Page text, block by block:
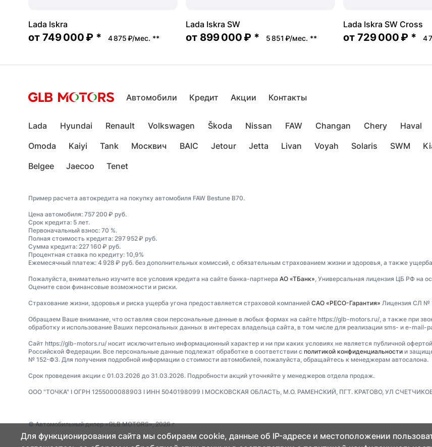
Lada Iskra
от 749 000 ₽ * 4 875 ₽/мес. **
Lada Iskra SW
от 899 000 ₽ * 5 851 ₽/мес. **
Lada Iskra SW Cross
от 729 000 ₽ * 4
Автомобили Кредит Акции Контакты
Lada Hyundai Renault Volkswagen Škoda Nissan FAW Changan Chery Haval
Omoda
Kaiyi Tank Москвич BAIC Jetour Jetta Livan Voyah Solaris SWM
Belgee
Jaecoo Tenet
Пример расчета автокредита на покупку автомобиля FAW Bestune B70.
Цена автомобиля: 757 200 ₽ руб.
Срок кредита: 5 лет.
Первоначальный взнос: 70 %.
Полная стоимость кредита: 297 952 ₽ руб.
Сумма кредита: 227 160 ₽ руб.
Процентная ставка по кредиту: 10,9%
Ежемесячный платеж: 4 928 ₽ руб. без дополнительных комиссий, с обязательным страхованием жизни и здоровья, а также
Пожалуйста, внимательно изучите все условия кредита на сайте банка-партнера АО «ТБанк» , Универсальная лицензия ЦБ РФ на
Оцените свои финансовые возможности и риски.
Страхование жизни, здоровья и риска ущерба угона предоставляется страховой компанией САО «РЕСО-Гарантия» Лицензия СЛ №
Обращаем Ваше внимание, что оставляя свои персональные данные в любых формах на сайте https://glb-motors.ru/, а также при
обработку и использование Ваших персональных данных в интересах владельца сайта, в том числе для реализации sms- и e-
Сайт https://glb-motors.ru/ носит исключительно информационный характер и ни при каких условиях не является публичной
Российской Федерации. Все персональные данные подлежат обработке в соответствии с политикой конфиденциальности и
№ 152-ФЗ. Для получения подробной информации о стоимости автомобилей, пожалуйста, обращайтесь к менеджерам автосалона.
Срок проведения акции с 01.03.2026 до 31.03.2026. Подробности акций уточняйте у менеджеров отдела продаж.
ООО "ТОЧКА" I ОГРН 1255000088903 I ИНН 5040198099 I МОСКОВСКАЯ ОБЛАСТЬ, М.О. РАМЕНСКИЙ, ПГТ. КРАТОВО, УЛ
© Автомобильный дилер «GLB MOTORS», 2026 г.
Для функционирования сайта мы собираем cookie, данные об IP-адресе и местоположении